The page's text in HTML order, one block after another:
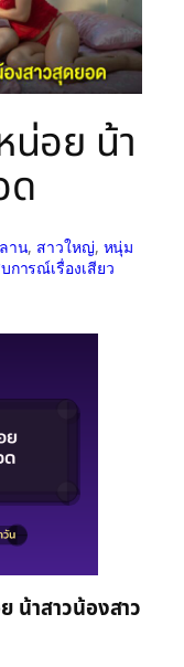
น่อย น้า
ด
าน, สาวใหญ่, หนุ่ม
การณ์เรื่องเสียว
น้าสาวน้องสาว